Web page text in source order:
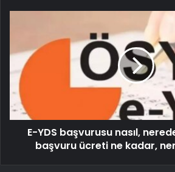
E-YDS başvurusu nasıl,
başvuru ücreti ne kadar,